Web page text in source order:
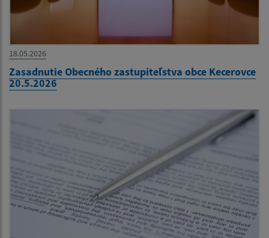
18.05.2026
Zasadnutie Obecného zastupiteľstva obce Kecerovce
20.5.2026